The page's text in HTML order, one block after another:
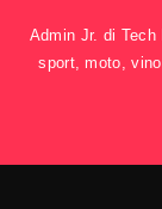
Admin Jr. di Tech
sport, moto,